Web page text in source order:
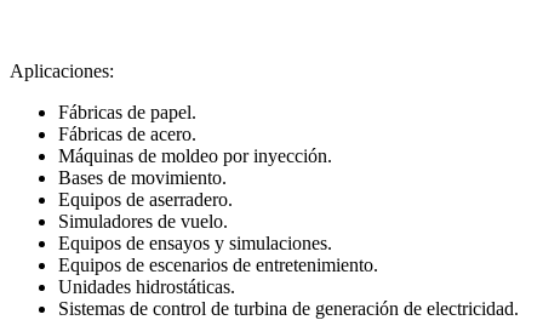
Aplicaciones:
Fábricas de papel.
Fábricas de acero.
Máquinas de moldeo por inyección.
Bases de movimiento.
Equipos de aserradero.
Simuladores de vuelo.
Equipos de ensayos y simulaciones.
Equipos de escenarios de entretenimiento.
Unidades hidrostáticas.
Sistemas de control de turbina de generación de electricidad.